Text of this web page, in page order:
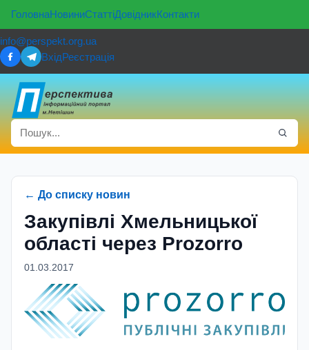
ГоловнаНовиниСтаттіДовідникКонтакти
info@perspekt.org.ua
ВхідРеєстрація
← До списку новин
Закупівлі Хмельницької
області через Prozorro
01.03.2017